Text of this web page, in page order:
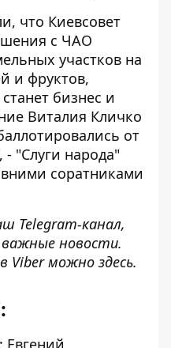
что Киевсовет
с ЧАО
участков на
и фруктов,
бизнес и
Виталия Кличко
от
"Слуги народа"
соратниками
Telegram-канал,
новости.
Viber можно здесь.
Евгений